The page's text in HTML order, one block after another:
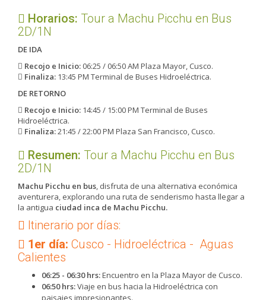
Horarios: Tour a Machu Picchu en Bus
2D/1N
DE IDA
Recojo e Inicio: 06:25 / 06:50 AM Plaza Mayor, Cusco.
Finaliza: 13:45 PM Terminal de Buses Hidroeléctrica.
DE RETORNO
Recojo e Inicio: 14:45 / 15:00 PM Terminal de Buses
Hidroeléctrica.
Finaliza:21:45 / 22:00 PM Plaza San Francisco, Cusco.
Resumen: ​Tour a Machu Picchu en Bus
2D/1N
Machu Picchu en bus , disfruta de una alternativa económica
aventurera, explorando una ruta de senderismo hasta llegar a
la antigua ciudad inca de Machu Picchu.
Itinerario por días:
1er día: Cusco - Hidroeléctrica - Aguas
Calientes
06:25 - 06:30 hrs:Encuentro en la Plaza Mayor de Cusco.
06:50 hrs:Viaje en bus hacia la Hidroeléctrica con
paisajes impresionantes.